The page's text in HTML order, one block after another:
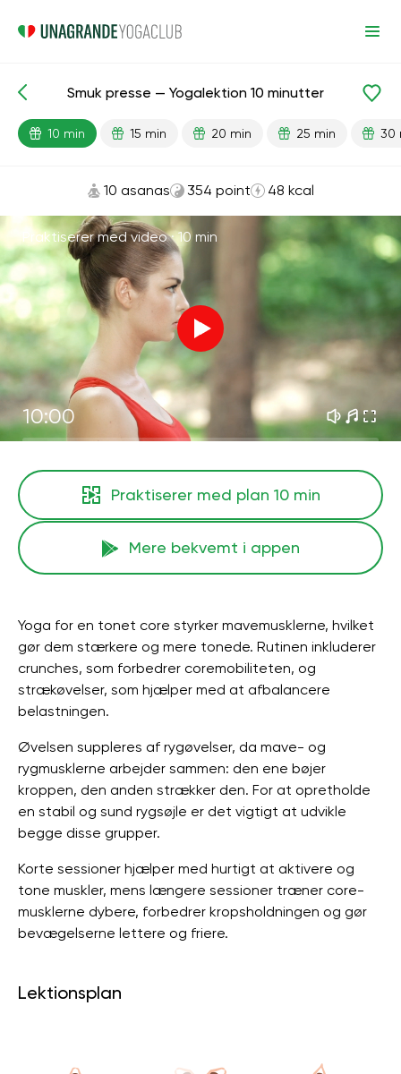
Færdiglavede lektioner Trykke
Smuk presse — Yogalektion 10 minutter
10 min 15 min 20 min 25 min 30
10 asanas 354 point 48 kcal
Praktiserer med video ·10 min
10:00
Praktiserer med plan 10 min
Mere bekvemt i appen
Yoga for en tonet core styrker mavemusklerne, hvilket
gør dem stærkere og mere tonede. Rutinen inkluderer
crunches, som forbedrer coremobiliteten, og
strækøvelser, som hjælper med at afbalancere
belastningen.
Øvelsen suppleres af rygøvelser, da mave- og
rygmusklerne arbejder sammen: den ene bøjer
kroppen, den anden strækker den. For at opretholde
en stabil og sund rygsøjle er det vigtigt at udvikle
begge disse grupper.
Korte sessioner hjælper med hurtigt at aktivere og
tone muskler, mens længere sessioner træner core-
musklerne dybere, forbedrer kropsholdningen og gør
bevægelserne lettere og friere.
Lektionsplan